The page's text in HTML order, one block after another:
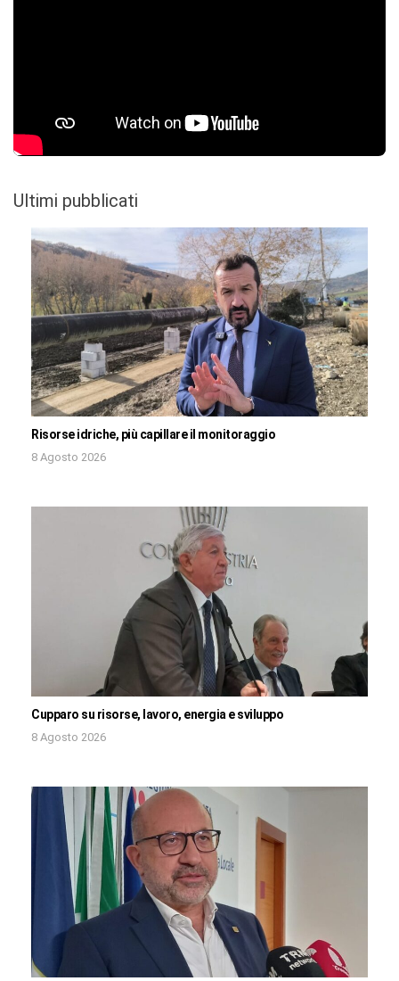
Ultimi pubblicati
Risorse idriche, più capillare il monitoraggio
8 Agosto 2026
Cupparo su risorse, lavoro, energia e sviluppo
8 Agosto 2026